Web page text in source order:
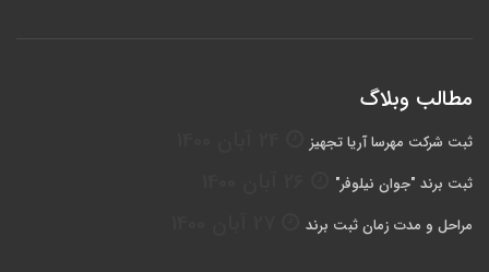
مطالب وبلاگ
ثبت شرکت مهرسا آریا تجهیز
ثبت برند "جوان نیلوفر"
مراحل و مدت زمان ثبت برند